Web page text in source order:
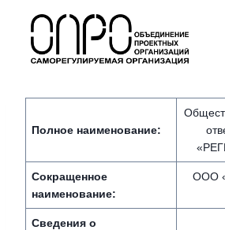
содержимому
Полное наименование:
Сокращенное
наименование:
ООО
Сведения о